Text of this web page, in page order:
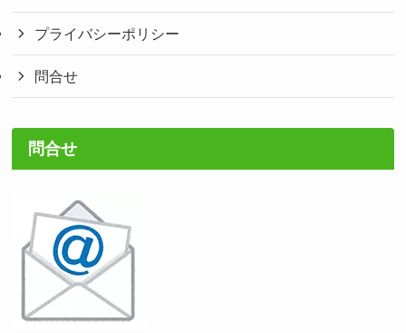
プライバシーポリシー
問合せ
問合せ